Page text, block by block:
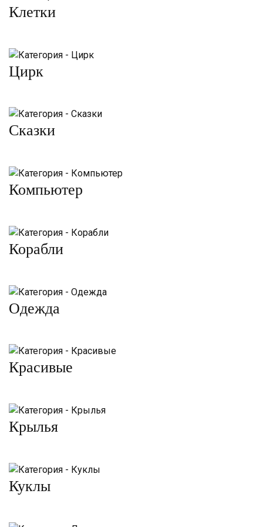
Клетки
Цирк
Сказки
Компьютер
Корабли
Одежда
Красивые
Крылья
Куклы